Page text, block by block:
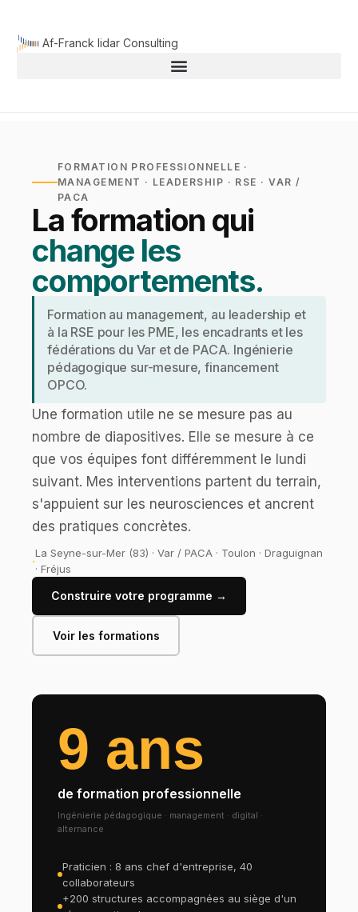
contenu Af-Franck lidar Consulting
FORMATION PROFESSIONNELLE ·
MANAGEMENT · LEADERSHIP · RSE · VAR /
PACA
La formation qui
change les
comportements.
Formation au management, au leadership et
à la RSE pour les PME, les encadrants et les
fédérations du Var et de PACA. Ingénierie
pédagogique sur-mesure, financement
OPCO.
Une formation utile ne se mesure pas au
nombre de diapositives. Elle se mesure à ce
que vos équipes font différemment le lundi
suivant. Mes interventions partent du terrain,
s'appuient sur les neurosciences et ancrent
des pratiques concrètes.
La Seyne-sur-Mer (83) · Var / PACA · Toulon · Draguignan
· Fréjus
Construire votre programme →
Voir les formations
9 ans
de formation professionnelle
Ingénierie pédagogique · management · digital ·
alternance
Praticien : 8 ans chef d'entreprise, 40
collaborateurs
+200 structures accompagnées au siège d'un